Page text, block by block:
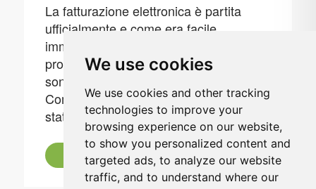
We use cookies
We use cookies and other tracking
technologies to improve your
browsing experience on our website,
to show you personalized content and
targeted ads, to analyze our website
traffic, and to understand where our
La fatturazione elettronica è partita
ufficialmente e come era facile
immaginare non sono mancati i
problemi. Come ha rilevato un
sondaggio del Consiglio Nazionale dei
Commercialisti gli inconvenienti sono
stati e rimangono notevoli.